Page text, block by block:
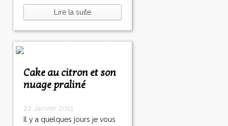
Lire la suite
Cake au citron et son
nuage praliné
22 Janvier 2011
Il y a quelques jours je vous